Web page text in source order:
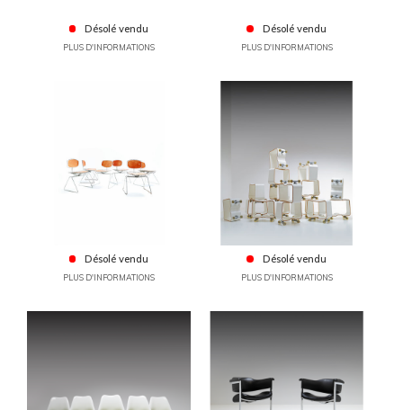
Désolé vendu
PLUS D'INFORMATIONS
Désolé vendu
PLUS D'INFORMATIONS
Désolé vendu
PLUS D'INFORMATIONS
Désolé vendu
PLUS D'INFORMATIONS